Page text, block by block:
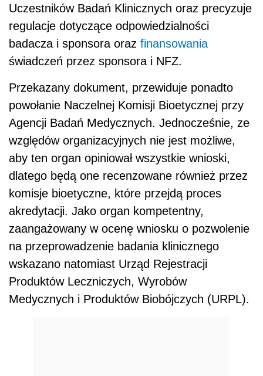
Uczestników Badań Klinicznych oraz precyzuje
regulacje dotyczące odpowiedzialności
badacza i sponsora oraz finansowania
świadczeń przez sponsora i NFZ.
Przekazany dokument, przewiduje ponadto
powołanie Naczelnej Komisji Bioetycznej przy
Agencji Badań Medycznych. Jednocześnie, ze
względów organizacyjnych nie jest możliwe,
aby ten organ opiniował wszystkie wnioski,
dlatego będą one recenzowane również przez
komisje bioetyczne, które przejdą proces
akredytacji. Jako organ kompetentny,
zaangażowany w ocenę wniosku o pozwolenie
na przeprowadzenie badania klinicznego
wskazano natomiast Urząd Rejestracji
Produktów Leczniczych, Wyrobów
Medycznych i Produktów Biobójczych (URPL).